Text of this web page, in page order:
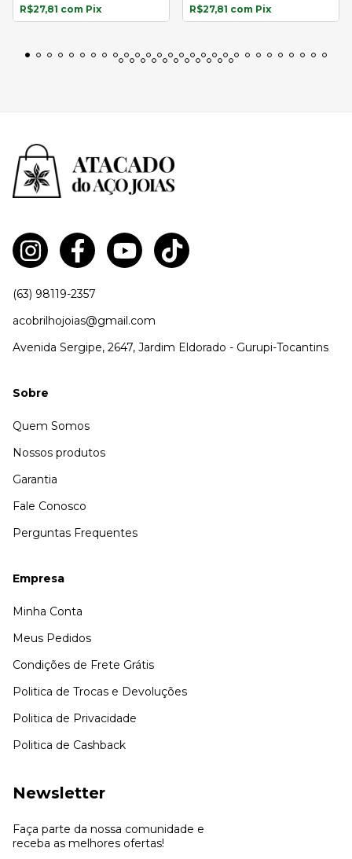
R$27,81 com Pix R$27,81 com Pix
(63) 98119-2357
acobrilhojoias@gmail.com
Avenida Sergipe, 2647, Jardim Eldorado - Gurupi-Tocantins
Sobre
Quem Somos
Nossos produtos
Garantia
Fale Conosco
Perguntas Frequentes
Empresa
Minha Conta
Meus Pedidos
Condições de Frete Grátis
Politica de Trocas e Devoluções
Politica de Privacidade
Politica de Cashback
Newsletter
Faça parte da nossa comunidade e
receba as melhores ofertas!